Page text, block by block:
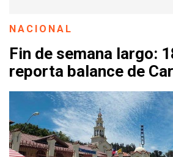
NACIONAL
Fin de semana largo:
reporta balance de